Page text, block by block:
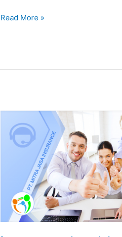
Read More »
surety
bond-
(jaminan
muka)
gorontalo